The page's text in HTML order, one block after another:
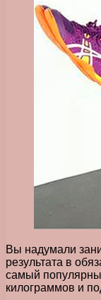
Вы надумали
результата в
самый
килограммов и